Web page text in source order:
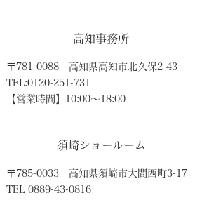
高知事務所
〒781-0088 高知県高知市北久保2-43
TEL:0120-251-731
【営業時間】10:00〜18:00
須崎ショールーム
〒785-0033 高知県須崎市大間西町3-17
TEL 0889-43-0816